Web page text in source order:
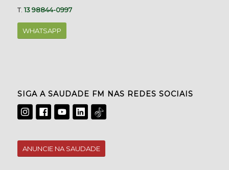
T.13 98844-0997
WHATSAPP
SIGA A SAUDADE FM NAS REDES SOCIAIS
ANUNCIE NA SAUDADE